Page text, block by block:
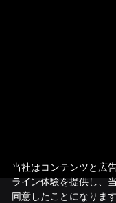
当社はコンテンツと広
ライン体験を提供し、
同意したことになりま